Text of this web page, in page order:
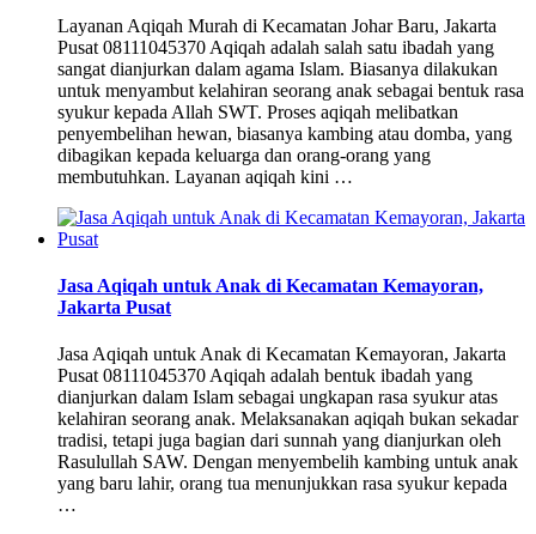
Layanan Aqiqah Murah di Kecamatan Johar Baru, Jakarta
Pusat 08111045370 Aqiqah adalah salah satu ibadah yang
sangat dianjurkan dalam agama Islam. Biasanya dilakukan
untuk menyambut kelahiran seorang anak sebagai bentuk rasa
syukur kepada Allah SWT. Proses aqiqah melibatkan
penyembelihan hewan, biasanya kambing atau domba, yang
dibagikan kepada keluarga dan orang-orang yang
membutuhkan. Layanan aqiqah kini …
Jasa Aqiqah untuk Anak di Kecamatan Kemayoran,
Jakarta Pusat
Jasa Aqiqah untuk Anak di Kecamatan Kemayoran, Jakarta
Pusat 08111045370 Aqiqah adalah bentuk ibadah yang
dianjurkan dalam Islam sebagai ungkapan rasa syukur atas
kelahiran seorang anak. Melaksanakan aqiqah bukan sekadar
tradisi, tetapi juga bagian dari sunnah yang dianjurkan oleh
Rasulullah SAW. Dengan menyembelih kambing untuk anak
yang baru lahir, orang tua menunjukkan rasa syukur kepada
…